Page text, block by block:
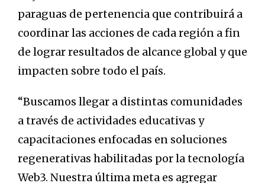
paraguas de pertenencia que contribuirá a
coordinar las acciones de cada región a fin
de lograr resultados de alcance global y que
impacten sobre todo el país.
“Buscamos llegar a distintas comunidades
a través de actividades educativas y
capacitaciones enfocadas en soluciones
regenerativas habilitadas por la tecnología
Web3. Nuestra última meta es agregar